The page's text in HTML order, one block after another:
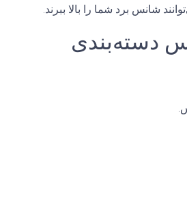
شانس برد شما را بالا ببرند.
دسته‌بندی